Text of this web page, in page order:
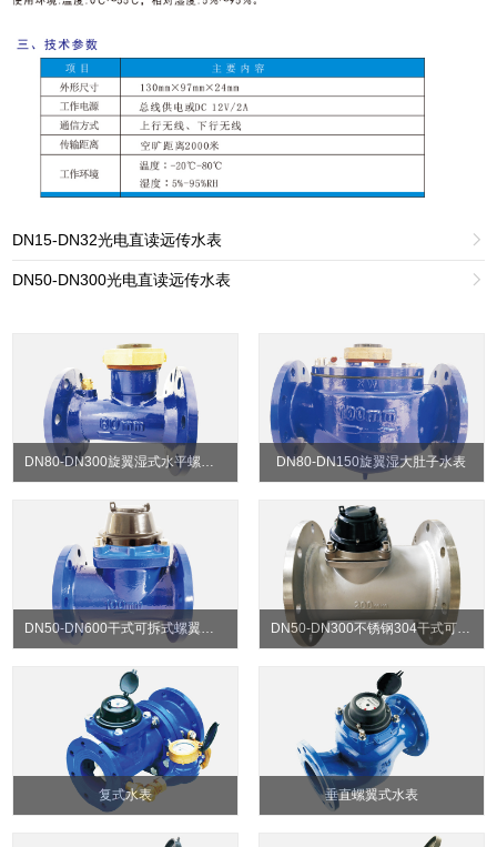
DN15-DN32光电直读远传水表 
DN50-DN300光电直读远传水表 
DN80-DN150旋翼湿大肚子水表
DN50-DN300不锈钢304干式可拆水表
复式水表 垂直螺翼式水表